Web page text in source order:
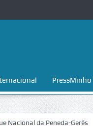
PressMinho
da Peneda-Gerês